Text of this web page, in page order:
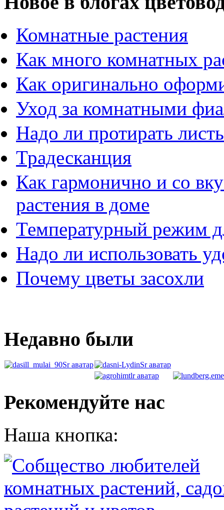
Комнатные растения
Как много комнатных
Как оригинально
Уход за комнатными
Надо ли протирать
Традесканция
Как гармонично и со
растения в доме
Температурный режим
Надо ли использовать
Почему цветы засохли
Недавно были
Рекомендуйте нас
Наша кнопка: